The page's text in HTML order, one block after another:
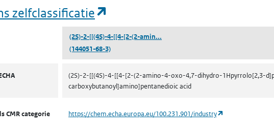
zelfclassificatie
(2S)-2-[[(4S)-4-[[4-[2-(2-amin...
(144051-68-3)
(2S)-2-[[(4S)-4-[[4-[2-(2-amino-4-oxo-4,7-dihydro-1Hpyrrolo[2,3-
carboxybutanoyl]amino]pentanedioic acid
CMR categorie
https://chem.echa.europa.eu/100.231.901/industry